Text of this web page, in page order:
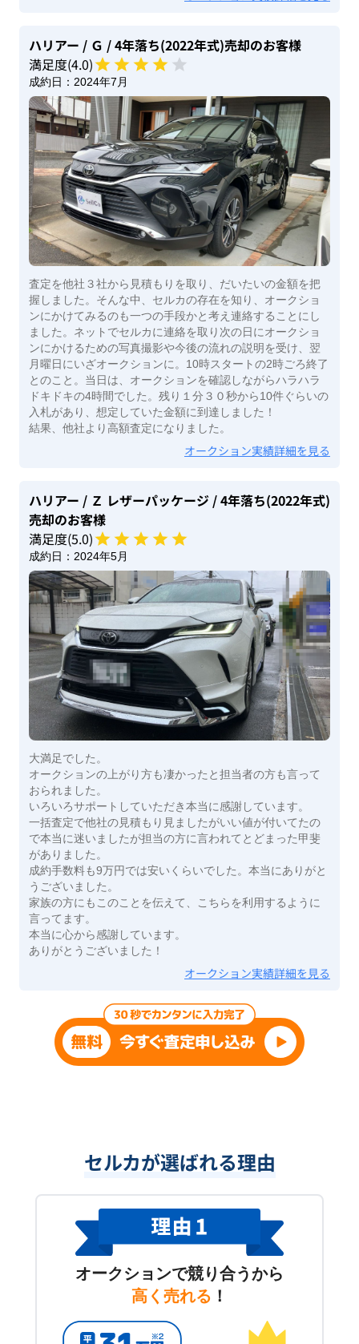
ハリアー / Ｇ / 4年落ち(2022年式)売却のお客様
満足度(4.0)
成約日： 2024年7月
査定を他社３社から見積もりを取り、だいたいの金額を把
握しました。そんな中、セルカの存在を知り、オークショ
ンにかけてみるのも一つの手段かと考え連絡することにし
ました。ネットでセルカに連絡を取り次の日にオークショ
ンにかけるための写真撮影や今後の流れの説明を受け、翌
月曜日にいざオークションに。10時スタートの2時ごろ終了
とのこと。当日は、オークションを確認しながらハラハラ
ドキドキの4時間でした。残り１分３０秒から10件ぐらいの
入札があり、想定していた金額に到達しました！
結果、他社より高額査定になりました。
オークション実績詳細を見る
ハリアー / Ｚ レザーパッケージ / 4年落ち(2022年式)
売却のお客様
満足度(5.0)
成約日： 2024年5月
大満足でした。
オークションの上がり方も凄かったと担当者の方も言って
おられました。
いろいろサポートしていただき本当に感謝しています。
一括査定で他社の見積もり見ましたがいい値が付いてたの
で本当に迷いましたが担当の方に言われてとどまった甲斐
がありました。
成約手数料も9万円では安いくらいでした。本当にありがと
うございました。
家族の方にもこのことを伝えて、こちらを利用するように
言ってます。
本当に心から感謝しています。
ありがとうございました！
オークション実績詳細を見る
セルカが選ばれる理由
オークションで競り合うから
高く売れる ！